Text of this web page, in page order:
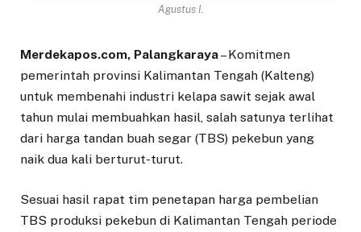
Agustus I.
Merdekapos.com, Palangkaraya– Komitmen
pemerintah provinsi Kalimantan Tengah (Kalteng)
untuk membenahi industri kelapa sawit sejak awal
tahun mulai membuahkan hasil, salah satunya terlihat
dari harga tandan buah segar (TBS) pekebun yang
naik dua kali berturut-turut.
Sesuai hasil rapat tim penetapan harga pembelian
TBS produksi pekebun di Kalimantan Tengah periode